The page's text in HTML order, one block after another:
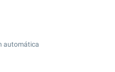
automática